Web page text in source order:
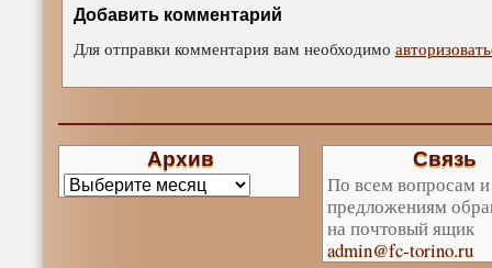
Добавить комментарий
Для отправки комментария вам необходимо
Архив Связь
По всем вопросам и
предложениям
на почтовый ящик
admin@fc-torino.ru